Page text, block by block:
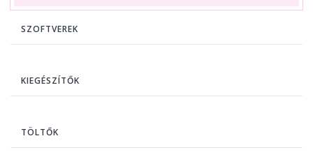
SZOFTVEREK
KIEGÉSZÍTŐK
TÖLTŐK